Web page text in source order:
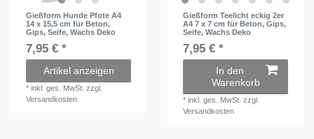
Gießform Hunde Pfote A4
14 x 15,5 cm für Beton,
Gips, Seife, Wachs Deko
7,95 € *
Artikel anzeigen
*inkl. ges. MwSt. zzgl.
Versandkosten
Gießform Teelicht eckig 2er
A4 7 x 7 cm für Beton, Gips,
Seife, Wachs Deko
7,95 € *
In den
Warenkorb
*inkl. ges. MwSt. zzgl.
Versandkosten